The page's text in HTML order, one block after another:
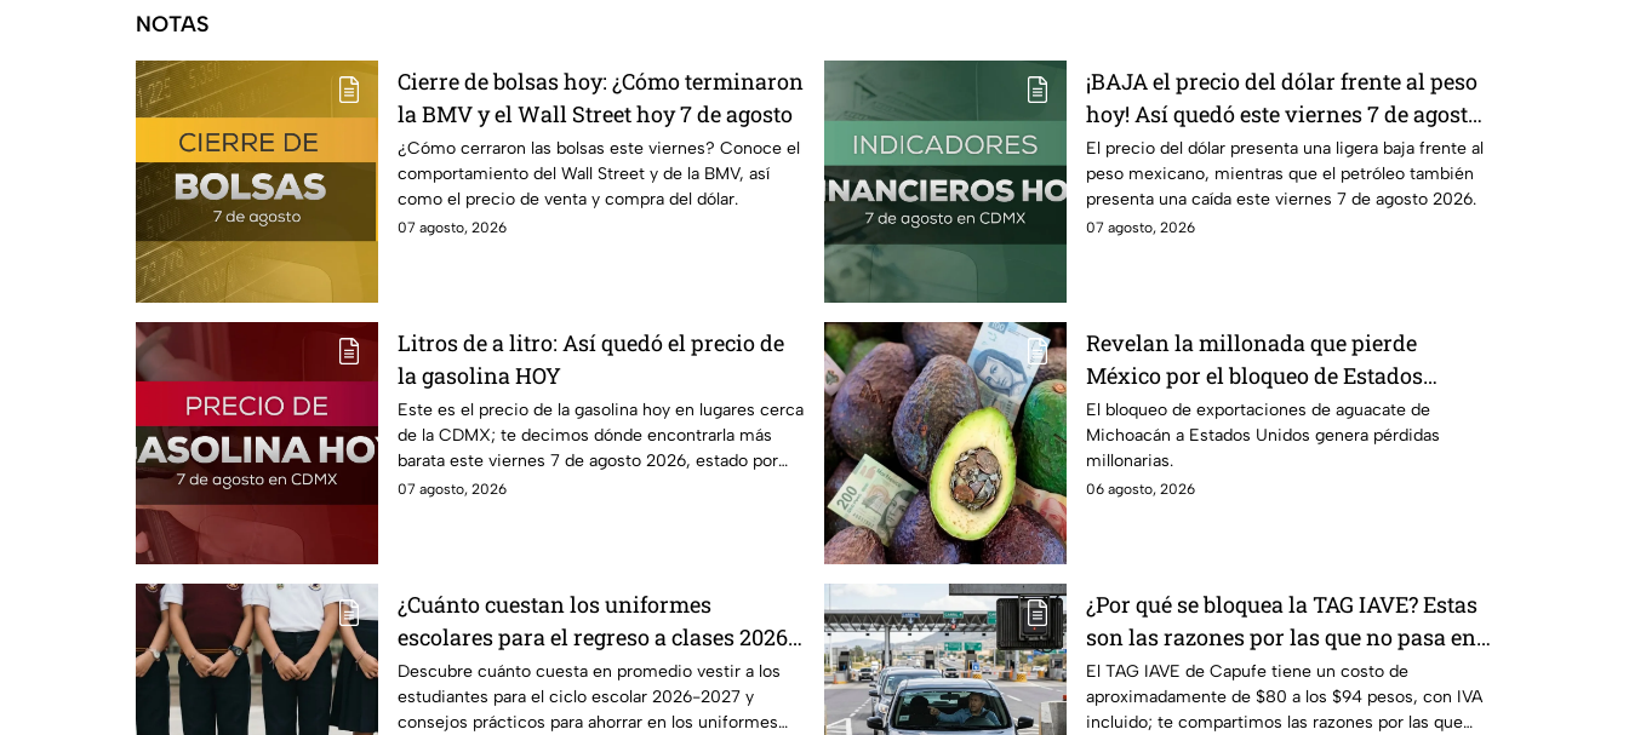
NOTAS
Cierre de bolsas hoy: ¿Cómo terminaron
la BMV y el Wall Street hoy 7 de agosto
¿Cómo cerraron las bolsas este viernes? Conoce el
comportamiento del Wall Street y de la BMV, así
como el precio de venta y compra del dólar.
07 agosto, 2026
¡BAJA el precio del dólar frente al peso
hoy! Así quedó este viernes 7 de agosto
2026
El precio del dólar presenta una ligera baja frente al
peso mexicano, mientras que el petróleo también
presenta una caída este viernes 7 de agosto 2026.
07 agosto, 2026
Litros de a litro: Así quedó el precio de
la gasolina HOY
Este es el precio de la gasolina hoy en lugares cerca
de la CDMX; te decimos dónde encontrarla más
barata este viernes 7 de agosto 2026, estado por
estado.
07 agosto, 2026
Revelan la millonada que pierde
México por el bloqueo de Estados
Unidos al aguate de Michoacán
El bloqueo de exportaciones de aguacate de
Michoacán a Estados Unidos genera pérdidas
millonarias.
06 agosto, 2026
¿Cuánto cuestan los uniformes
escolares para el regreso a clases 2026,
según su grado?
Descubre cuánto cuesta en promedio vestir a los
estudiantes para el ciclo escolar 2026-2027 y
consejos prácticos para ahorrar en los uniformes
¿Por qué se bloquea la TAG IAVE? Estas
son las razones por las que no pasa en
la caseta
El TAG IAVE de Capufe tiene un costo de
aproximadamente de $80 a los $94 pesos, con IVA
incluido; te compartimos las razones por las que